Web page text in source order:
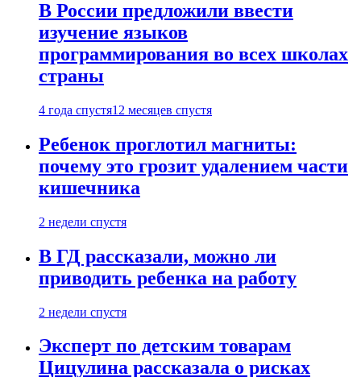
В России предложили ввести
изучение языков
программирования во всех школах
страны
4 года спустя12 месяцев спустя
Ребенок проглотил магниты:
почему это грозит удалением части
кишечника
2 недели спустя
В ГД рассказали, можно ли
приводить ребенка на работу
2 недели спустя
Эксперт по детским товарам
Цицулина рассказала о рисках